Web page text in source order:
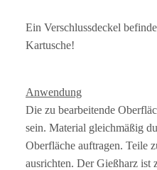
Ein Verschlussdeckel
Kartusche!
Anwendung
Die zu bearbeitende
sein. Material gleichmäßig
Oberfläche auftragen. Teile
ausrichten. Der Gießharz ist